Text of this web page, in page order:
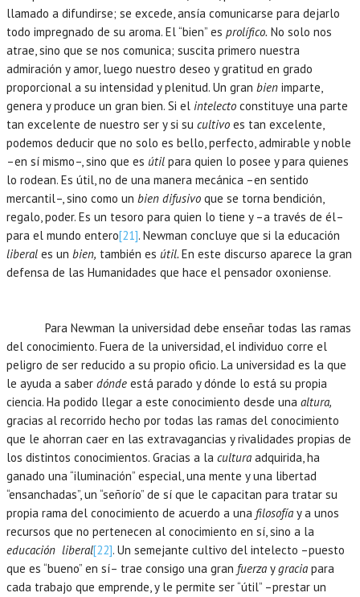
llamado a difundirse; se excede, ansía comunicarse para dejarlo
todo impregnado de su aroma. El “bien” es prolífico. No solo nos
atrae, sino que se nos comunica; suscita primero nuestra
admiración y amor, luego nuestro deseo y gratitud en grado
proporcional a su intensidad y plenitud. Un gran bien imparte,
genera y produce un gran bien. Si el intelecto constituye una parte
tan excelente de nuestro ser y si su cultivo es tan excelente,
podemos deducir que no solo es bello, perfecto, admirable y noble
–en sí mismo–, sino que es útil para quien lo posee y para quienes
lo rodean. Es útil, no de una manera mecánica –en sentido
mercantil–, sino como un bien difusivo que se torna bendición,
regalo, poder. Es un tesoro para quien lo tiene y –a través de él–
para el mundo entero[21]. Newman concluye que si la educación
liberal es un bien, también es útil.En este discurso aparece la gran
defensa de las Humanidades que hace el pensador oxoniense.
Para Newman la universidad debe enseñar todas las ramas
del conocimiento. Fuera de la universidad, el individuo corre el
peligro de ser reducido a su propio oficio. La universidad es la que
le ayuda a saber dónde está parado y dónde lo está su propia
ciencia. Ha podido llegar a este conocimiento desde una altura,
gracias al recorrido hecho por todas las ramas del conocimiento
que le ahorran caer en las extravagancias y rivalidades propias de
los distintos conocimientos. Gracias a la cultura adquirida, ha
ganado una “iluminación” especial, una mente y una libertad
“ensanchadas”, un “señorío” de sí que le capacitan para tratar su
propia rama del conocimiento de acuerdo a una filosofía y a unos
recursos que no pertenecen al conocimiento en sí, sino a la
educación liberal[22]. Un semejante cultivo del intelecto –puesto
que es “bueno” en sí– trae consigo una gran fuerza ygracia para
cada trabajo que emprende, y le permite ser “útil” –prestar un